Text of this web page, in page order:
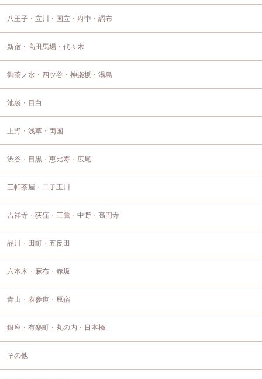
八王子・立川・国立・府中・調布
新宿・高田馬場・代々木
御茶ノ水・四ツ谷・神楽坂・湯島
池袋・目白
上野・浅草・両国
渋谷・目黒・恵比寿・広尾
三軒茶屋・二子玉川
吉祥寺・荻窪・三鷹・中野・高円寺
品川・田町・五反田
六本木・麻布・赤坂
青山・表参道・原宿
銀座・有楽町・丸の内・日本橋
その他